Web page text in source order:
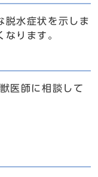
脱水症状を示しま
ります。
医師に相談して